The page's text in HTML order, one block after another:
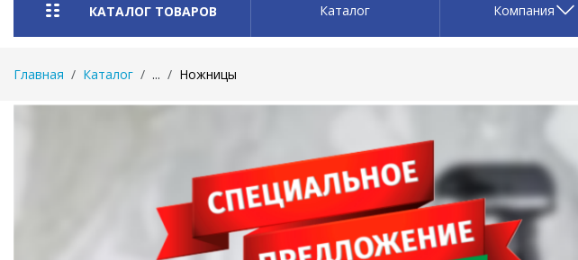
КАТАЛОГ ТОВАРОВ Каталог Компания
Главная Каталог ... Ножницы